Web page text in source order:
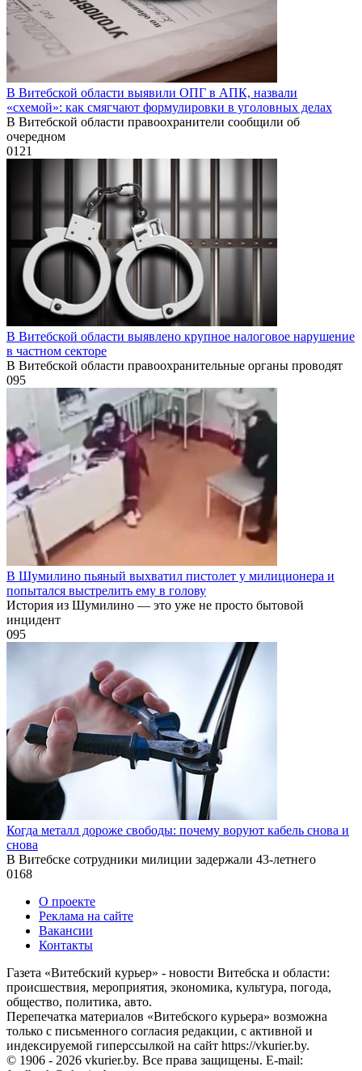
В Витебской области выявили ОПГ в АПК, назвали
«схемой»: как смягчают формулировки в уголовных делах
В Витебской области правоохранители сообщили об
очередном
0121
В Витебской области выявлено крупное налоговое нарушение
в частном секторе
В Витебской области правоохранительные органы проводят
095
В Шумилино пьяный выхватил пистолет у милиционера и
попытался выстрелить ему в голову
История из Шумилино — это уже не просто бытовой
инцидент
095
Когда металл дороже свободы: почему воруют кабель снова и
снова
В Витебске сотрудники милиции задержали 43-летнего
0168
О проекте
Реклама на сайте
Вакансии
Контакты
Газета «Витебский курьер» - новости Витебска и области:
происшествия, мероприятия, экономика, культура, погода,
общество, политика, авто.
Перепечатка материалов «Витебского курьера» возможна
только с письменного согласия редакции, с активной и
индексируемой гиперссылкой на сайт https://vkurier.by.
© 1906 - 2026 vkurier.by. Все права защищены. E-mail: